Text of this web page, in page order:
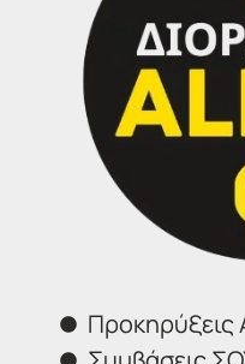
Τηλέφωνα
Σέρρες:23213
Αθήνα:210
Θεσσαλονίκη:
Ιωάννινα:
26516
Φόρμα επικοινωνίας
Προκηρύξεις